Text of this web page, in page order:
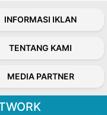
INFORMASI IKLAN
TENTANG KAMI
MEDIA PARTNER